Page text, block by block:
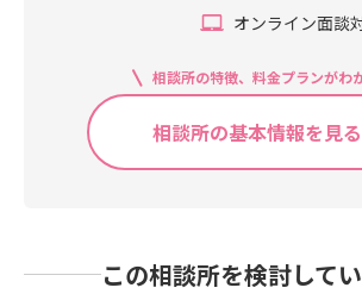
て、ご自身の婚活
log/entry/
らアテンダーは常
サポートで短期成
今日があなたにと
オンライン面談
相談所の特徴、料金プランがわ
相談所の基本情報を見る
この相談所を検討して